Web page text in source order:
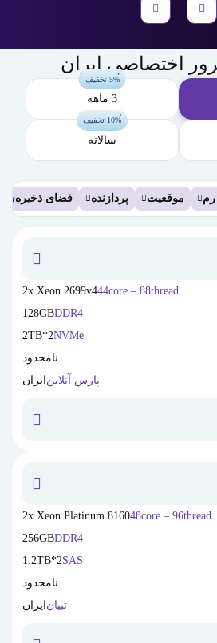
اختصاصی ایران
3 ماهه
5% تخفیف
سالانه
10% تخفیف
رم موقعیت پردازنده فضای
2x Xeon 2699v444core – 88thread
128GBDDR4
2*2TBNVMe
نامحدود
ایران پارس آنلاین
2x Xeon Platinum 816048core – 96thread
256GBDDR4
2*1.2TBSAS
نامحدود
ایران تبیان